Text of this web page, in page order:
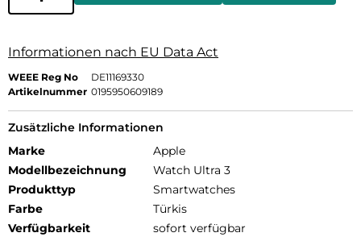
Informationen nach EU Data Act
WEEE Reg No
DE11169330
Artikelnummer 0195950609189
Zusätzliche Informationen
Marke
Apple
Modellbezeichnung
Watch Ultra 3
Produkttyp
Smartwatches
Farbe
Türkis
Verfügbarkeit
sofort verfügbar